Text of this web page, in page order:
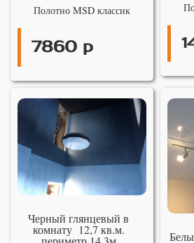
Полотно MSD классик
7860 р
Черный глянцевый в
комнату 12,7 кв.м.